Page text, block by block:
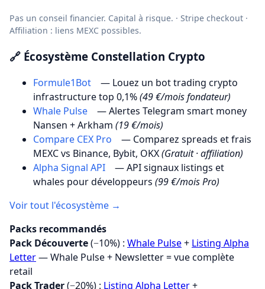
Pas un conseil financier. Capital à risque. · Stripe checkout ·
Affiliation : liens MEXC possibles.
🔗 Écosystème Constellation Crypto
Formule1Bot
— Louez un bot trading crypto
infrastructure top 0,1%(49 €/mois fondateur)
Whale Pulse
— Alertes Telegram smart money
Nansen + Arkham (19 €/mois)
Compare CEX Pro
— Comparez spreads et frais
MEXC vs Binance, Bybit, OKX(Gratuit · affiliation)
Alpha Signal API
— API signaux listings et
whales pour développeurs (99 €/mois Pro)
Voir tout l'écosystème →
Packs recommandés
Pack Découverte(−10%) : Whale Pulse+ Listing Alpha
Letter— Whale Pulse + Newsletter = vue complète
retail
Pack Trader(−20%) : Listing Alpha Letter+